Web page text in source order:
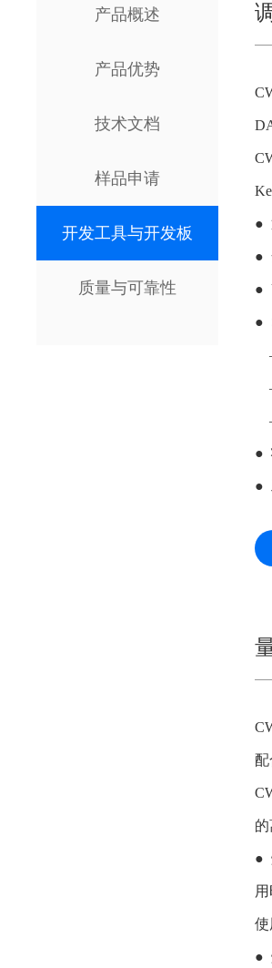
产品概述
产品优势
技术文档
样品申请
开发工具与开发板
质量与可靠性
●
●
●
●
    —  接口电平1.65V~5.5V自适应，参考电压由目标板输出
    —  最高支持10Mbps通信速率
    —  6PIN PA2.0接口转IDC2.54接口
●
●
●
使
●